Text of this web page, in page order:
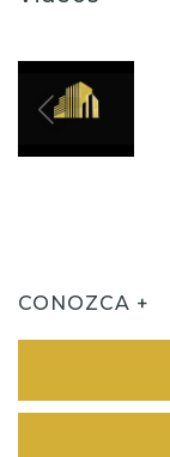
CONOZCA +